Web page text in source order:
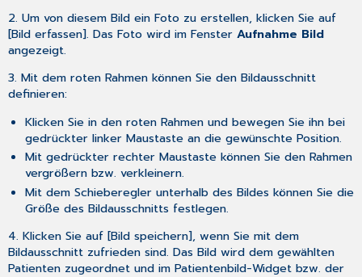
2. Um von diesem Bild ein Foto zu erstellen, klicken Sie auf
[Bild erfassen]. Das Foto wird im FensterAufnahme Bild
angezeigt.
3. Mit dem roten Rahmen können Sie den Bildausschnitt
definieren:
Klicken Sie in den roten Rahmen und bewegen Sie ihn bei
gedrückter linker Maustaste an die gewünschte Position.
Mit gedrückter rechter Maustaste können Sie den Rahmen
vergrößern bzw. verkleinern.
Mit dem Schieberegler unterhalb des Bildes können Sie die
Größe des Bildausschnitts festlegen.
4. Klicken Sie auf [Bild speichern], wenn Sie mit dem
Bildausschnitt zufrieden sind. Das Bild wird dem gewählten
Patienten zugeordnet und im Patientenbild-Widget bzw. der